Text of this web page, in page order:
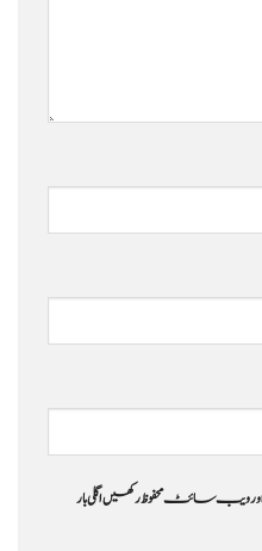
ویب سائٹ محفوظ رکھیں اگلی بار